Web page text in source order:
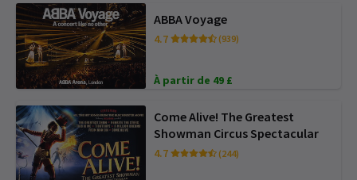
ABBA Voyage
4.7 (939)
À partir de 49 £
Come Alive! The Greatest
Showman Circus Spectacular
4.7 (244)